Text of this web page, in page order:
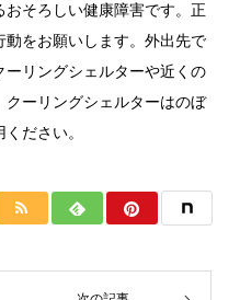
そろしい健康障害です。正
動をお願いします。外出先で
リングシェルターや近くの
ーリングシェルターはのぼ
ださい。